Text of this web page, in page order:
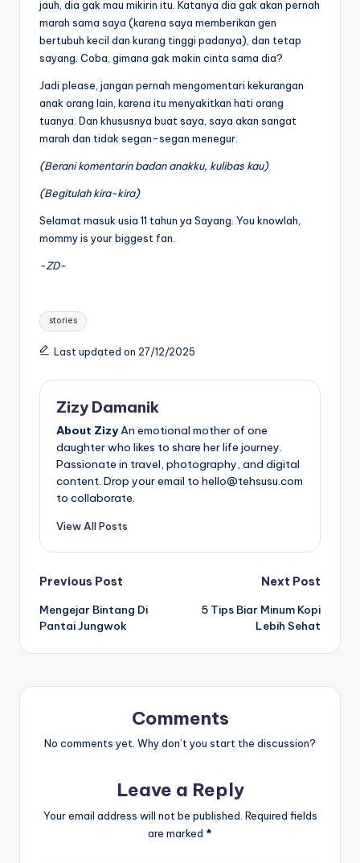
jauh, dia gak mau mikirin itu. Katanya dia gak akan pernah
marah sama saya (karena saya memberikan gen
bertubuh kecil dan kurang tinggi padanya), dan tetap
sayang. Coba, gimana gak makin cinta sama dia?
Jadi please, jangan pernah mengomentari kekurangan
anak orang lain, karena itu menyakitkan hati orang
tuanya. Dan khususnya buat saya, saya akan sangat
marah dan tidak segan-segan menegur.
(Berani komentarin badan anakku, kulibas kau)
(Begitulah kira-kira)
Selamat masuk usia 11 tahun ya Sayang. You knowlah,
mommy is your biggest fan.
-ZD-
Tags:
stories
Last updated on 27/12/2025
Zizy Damanik
About ZizyAn emotional mother of one
daughter who likes to share her life journey.
Passionate in travel, photography, and digital
content. Drop your email to hello@tehsusu.com
to collaborate.
View All Posts
Post
navigation
Previous Post
Mengejar Bintang Di
Pantai Jungwok
Next Post
5 Tips Biar Minum Kopi
Lebih Sehat
Comments
No comments yet. Why don’t you start the discussion?
Leave a Reply
Your email address will not be published. Required fields
are marked *